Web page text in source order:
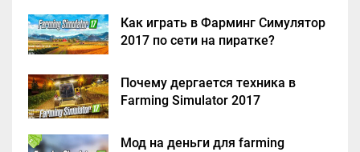
Как играть в Фарминг Симулятор
2017 по сети на пиратке?
Почему дергается техника в
Farming Simulator 2017
Мод на деньги для farming